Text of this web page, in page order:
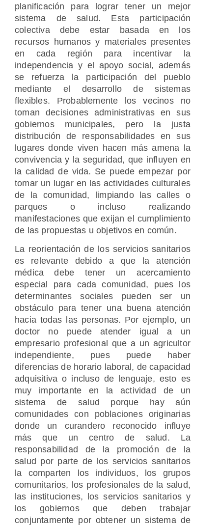
planificación para lograr tener un mejor
sistema de salud. Esta participación
colectiva debe estar basada en los
recursos humanos y materiales presentes
en cada región para incentivar la
independencia y el apoyo social, además
se refuerza la participación del pueblo
mediante el desarrollo de sistemas
flexibles. Probablemente los vecinos no
toman decisiones administrativas en sus
gobiernos municipales, pero la justa
distribución de responsabilidades en sus
lugares donde viven hacen más amena la
convivencia y la seguridad, que influyen en
la calidad de vida. Se puede empezar por
tomar un lugar en las actividades culturales
de la comunidad, limpiando las calles o
parques o incluso realizando
manifestaciones que exijan el cumplimiento
de las propuestas u objetivos en común.
La reorientación de los servicios sanitarios
es relevante debido a que la atención
médica debe tener un acercamiento
especial para cada comunidad, pues los
determinantes sociales pueden ser un
obstáculo para tener una buena atención
hacia todas las personas. Por ejemplo, un
doctor no puede atender igual a un
empresario profesional que a un agricultor
independiente, pues puede haber
diferencias de horario laboral, de capacidad
adquisitiva o incluso de lenguaje, esto es
muy importante en la actividad de un
sistema de salud porque hay aún
comunidades con poblaciones originarias
donde un curandero reconocido influye
más que un centro de salud. La
responsabilidad de la promoción de la
salud por parte de los servicios sanitarios
la comparten los individuos, los grupos
comunitarios, los profesionales de la salud,
las instituciones, los servicios sanitarios y
los gobiernos que deben trabajar
conjuntamente por obtener un sistema de